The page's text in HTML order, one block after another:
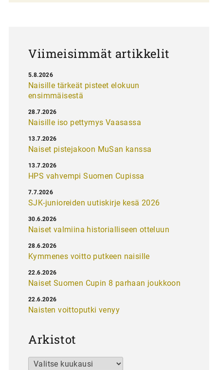
Viimeisimmät artikkelit
Naisille tärkeät pisteet elokuun
ensimmäisestä
5.8.2026
Naisille iso pettymys Vaasassa
28.7.2026
Naiset pistejakoon MuSan kanssa
13.7.2026
HPS vahvempi Suomen Cupissa
13.7.2026
SJK-junioreiden uutiskirje kesä 2026
7.7.2026
Naiset valmiina historialliseen otteluun
30.6.2026
Kymmenes voitto putkeen naisille
28.6.2026
Naiset Suomen Cupin 8 parhaan joukkoon
22.6.2026
Naisten voittoputki venyy
22.6.2026
Arkistot
Arkistot